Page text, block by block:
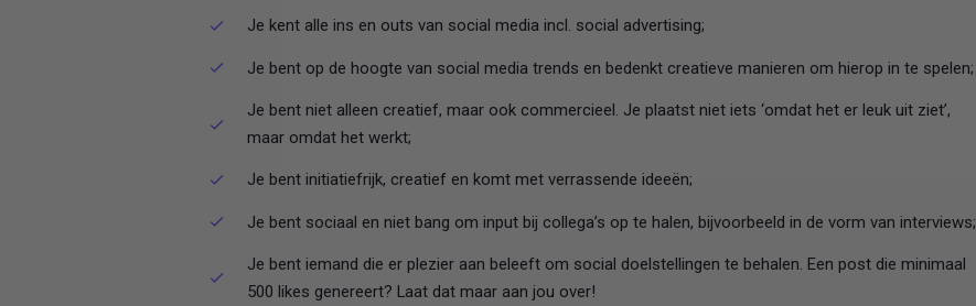
Je kent alle ins en outs van social media incl. social advertising;
Je bent op de hoogte van social media trends en bedenkt creatieve manieren om hierop in te spelen;
Je bent niet alleen creatief, maar ook commercieel. Je plaatst niet iets ‘omdat het er leuk uit ziet’,
maar omdat het werkt;
Je bent initiatiefrijk, creatief en komt met verrassende ideeën;
Je bent sociaal en niet bang om input bij collega’s op te halen, bijvoorbeeld in de vorm van interviews;
Je bent iemand die er plezier aan beleeft om social doelstellingen te behalen. Een post die minimaal
500 likes genereert? Laat dat maar aan jou over!